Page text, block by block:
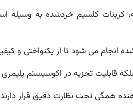
کلسیم خردشده به وسیله
انجام می شود تا از یکنواختی و
قابلیت تجزیه در اکوسیستم
همگی تحت نظارت دقیق قرار